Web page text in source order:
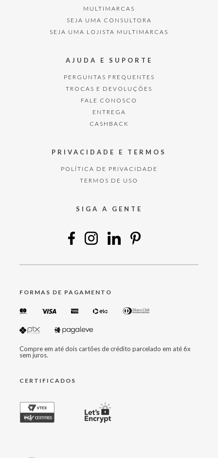
MULTIMARCAS
SEJA UMA CONSULTORA
SEJA UMA LOJISTA MULTIMARCAS
AJUDA E SUPORTE
PERGUNTAS FREQUENTES
TROCAS E DEVOLUÇÕES
FALE CONOSCO
ENTREGA
CASHBACK
PRIVACIDADE E TERMOS
POLÍTICA DE PRIVACIDADE
TERMOS DE USO
SIGA A GENTE
FORMAS DE PAGAMENTO
Compre em até dois cartões de crédito parcelado em até 6x
sem juros.
CERTIFICADOS